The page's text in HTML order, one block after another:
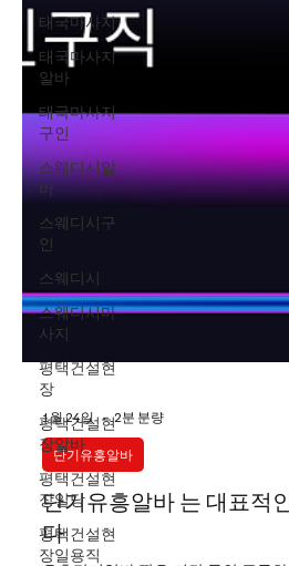
태국마사지
태국마사지
알바
태국마사지
구인
스웨디시알
바
스웨디시구
인
스웨디시
스웨디시마
사지
평택건설현
장
평택건설현
장알바
평택건설현
장일당
평택건설현
장일용직
1월 24일 2분 분량
단기유흥알바
단기유흥알바 는 대표적